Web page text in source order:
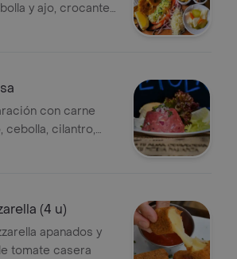
y ajo, crocantes
panko y nuestro
para que tú hagas
con carne
cebolla, cilantro,
ají verde.
(4 u)
apanados y
tomate casera